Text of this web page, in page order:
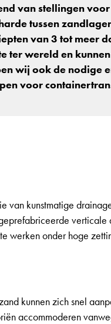
van stellingen
tussen
van 3 tot meer
ter wereld en
wij ook de nodige
voor
van kunstmatige
werken onder hoge
kunnen zich snel
accommoderen